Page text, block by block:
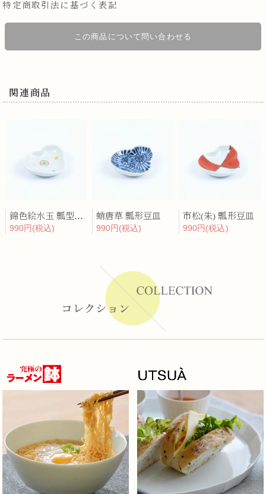
特定商取引法に基づく表記
この商品について問い合わせる
関連商品
錦色絵水玉 瓢型豆皿
990円(税込)
蛸唐草 瓢形豆皿
990円(税込)
市松(朱) 瓢形豆皿
990円(税込)